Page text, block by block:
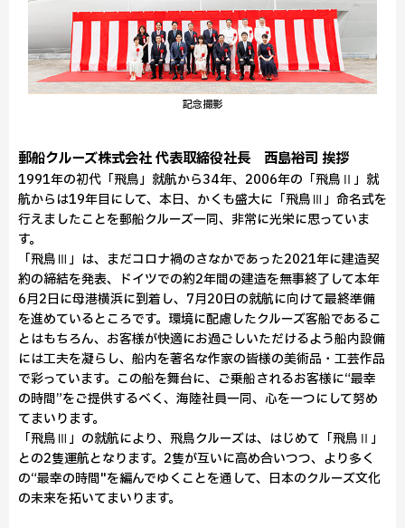
記念撮影
郵船クルーズ株式会社 代表取締役社長 西島裕司 挨拶
1991年の初代「飛鳥」就航から34年、2006年の「飛鳥Ⅱ」就
航からは19年目にして、本日、かくも盛大に「飛鳥Ⅲ」命名式を
行えましたことを郵船クルーズ一同、非常に光栄に思っていま
す。
「飛鳥Ⅲ」は、まだコロナ禍のさなかであった2021年に建造契
約の締結を発表、ドイツでの約2年間の建造を無事終了して本年
6月2日に母港横浜に到着し、7月20日の就航に向けて最終準備
を進めているところです。環境に配慮したクルーズ客船であるこ
とはもちろん、お客様が快適にお過ごしいただけるよう船内設備
には工夫を凝らし、船内を著名な作家の皆様の美術品・工芸作品
で彩っています。この船を舞台に、ご乗船されるお客様に“最幸
の時間”をご提供するべく、海陸社員一同、心を一つにして努め
てまいります。
「飛鳥Ⅲ」の就航により、飛鳥クルーズは、はじめて「飛鳥Ⅱ」
との2隻運航となります。2隻が互いに高め合いつつ、より多く
の“最幸の時間"を編んでゆくことを通して、日本のクルーズ文化
の未来を拓いてまいります。